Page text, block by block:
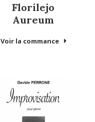
Florilejo
Aureum
Voir la commance